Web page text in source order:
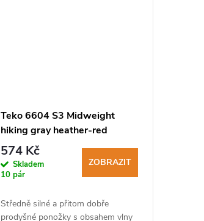
Teko 6604 S3 Midweight
hiking gray heather-red
turistické ponožky
574 Kč
Skladem
10 pár
ZOBRAZIT
Středně silné a přitom dobře
prodyšné ponožky s obsahem vlny